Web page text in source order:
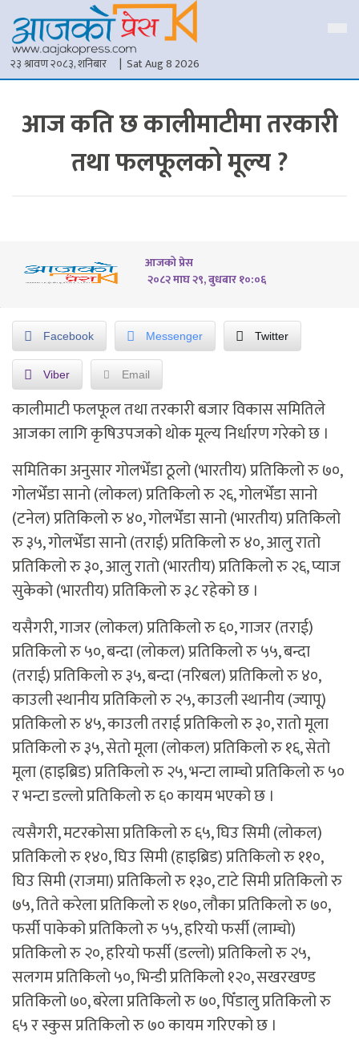
२३ श्रावण २०८३, शनिबार | Sat Aug 8 2026
आज कति छ कालीमाटीमा तरकारी
तथा फलफूलको मूल्य ?
आजको प्रेस
२०८२ माघ २९, बुधबार १०:०६
Facebook Messenger Twitter
Viber Email
कालीमाटी फलफूल तथा तरकारी बजार विकास समितिले
आजका लागि कृषिउपजको थोक मूल्य निर्धारण गरेको छ ।
समितिका अनुसार गोलभेँडा ठूलो (भारतीय) प्रतिकिलो रु ७०,
गोलभेँडा सानो (लोकल) प्रतिकिलो रु २६, गोलभेँडा सानो
(टनेल) प्रतिकिलो रु ४०, गोलभेँडा सानो (भारतीय) प्रतिकिलो
रु ३५, गोलभेँडा सानो (तराई) प्रतिकिलो रु ४०, आलु रातो
प्रतिकिलो रु ३०, आलु रातो (भारतीय) प्रतिकिलो रु २६, प्याज
सुकेको (भारतीय) प्रतिकिलो रु ३८ रहेको छ ।
यसैगरी, गाजर (लोकल) प्रतिकिलो रु ६०, गाजर (तराई)
प्रतिकिलो रु ५०, बन्दा (लोकल) प्रतिकिलो रु ५५, बन्दा
(तराई) प्रतिकिलो रु ३५, बन्दा (नरिबल) प्रतिकिलो रु ४०,
काउली स्थानीय प्रतिकिलो रु २५, काउली स्थानीय (ज्यापू)
प्रतिकिलो रु ४५, काउली तराई प्रतिकिलो रु ३०, रातो मूला
प्रतिकिलो रु ३५, सेतो मूला (लोकल) प्रतिकिलो रु १६, सेतो
मूला (हाइब्रिड) प्रतिकिलो रु २५, भन्टा लाम्चो प्रतिकिलो रु ५०
र भन्टा डल्लो प्रतिकिलो रु ६० कायम भएको छ ।
त्यसैगरी, मटरकोसा प्रतिकिलो रु ६५, घिउ सिमी (लोकल)
प्रतिकिलो रु १४०, घिउ सिमी (हाइब्रिड) प्रतिकिलो रु ११०,
घिउ सिमी (राजमा) प्रतिकिलो रु १३०, टाटे सिमी प्रतिकिलो रु
७५, तिते करेला प्रतिकिलो रु १७०, लौका प्रतिकिलो रु ७०,
फर्सी पाकेको प्रतिकिलो रु ५५, हरियो फर्सी (लाम्चो)
प्रतिकिलो रु २०, हरियो फर्सी (डल्लो) प्रतिकिलो रु २५,
सलगम प्रतिकिलो ५०, भिन्डी प्रतिकिलो १२०, सखरखण्ड
प्रतिकिलो ७०, बरेला प्रतिकिलो रु ७०, पिँडालु प्रतिकिलो रु
६५ र स्कुस प्रतिकिलो रु ७० कायम गरिएको छ ।